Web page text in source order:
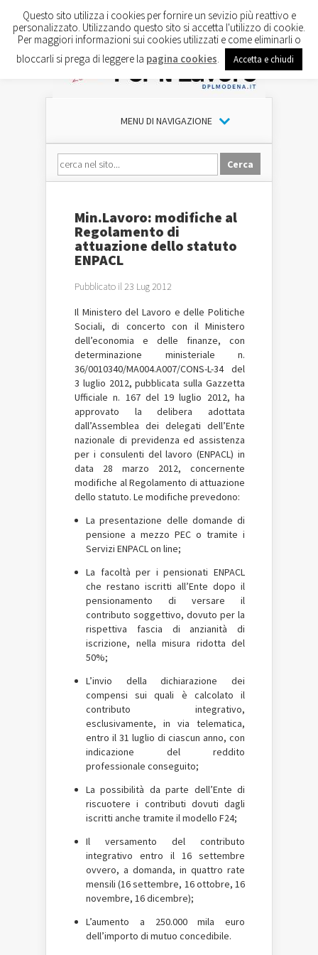
MENU DI NAVIGAZIONE
Min.Lavoro: modifiche al
Regolamento di
attuazione dello statuto
ENPACL
Pubblicato il 23 Lug 2012
Il Ministero del Lavoro e delle Politiche
Sociali, di concerto con il Ministero
dell’economia e delle finanze, con
determinazione ministeriale n.
36/0010340/MA004.A007/CONS-L-34 del
3 luglio 2012, pubblicata sulla Gazzetta
Ufficiale n. 167 del 19 luglio 2012, ha
approvato la delibera adottata
dall’Assemblea dei delegati dell’Ente
nazionale di previdenza ed assistenza
per i consulenti del lavoro (ENPACL) in
data 28 marzo 2012, concernente
modifiche al Regolamento di attuazione
dello statuto. Le modifiche prevedono:
La presentazione delle domande di
pensione a mezzo PEC o tramite i
Servizi ENPACL on line;
La facoltà per i pensionati ENPACL
che restano iscritti all’Ente dopo il
pensionamento di versare il
contributo soggettivo, dovuto per la
rispettiva fascia di anzianità di
iscrizione, nella misura ridotta del
50%;
L’invio della dichiarazione dei
compensi sui quali è calcolato il
contributo integrativo,
esclusivamente, in via telematica,
entro il 31 luglio di ciascun anno, con
indicazione del reddito
professionale conseguito;
La possibilità da parte dell’Ente di
riscuotere i contributi dovuti dagli
iscritti anche tramite il modello F24;
Il versamento del contributo
integrativo entro il 16 settembre
ovvero, a domanda, in quattro rate
mensili (16 settembre, 16 ottobre, 16
novembre, 16 dicembre);
L’aumento a 250.000 mila euro
dell’importo di mutuo concedibile.
Questo sito utilizza i cookies per fornire un sevizio più reattivo e
personalizzato. Utilizzando questo sito si accetta l'utilizzo di cookie.
Per maggiori informazioni sui cookies utilizzati e come eliminarli o
bloccarli si prega di leggere la pagina cookies Accetta e chiudi